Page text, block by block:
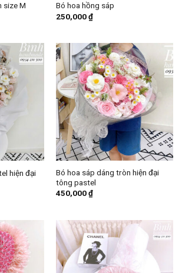
size M
Bó hoa hồng sáp
250,000₫
hiện đại
Bó hoa sáp dáng tròn hiện đại
tông pastel
450,000₫